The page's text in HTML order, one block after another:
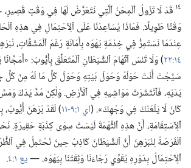
١٤ قَدْ لَا تَزُولُ ٱلْمِحَنُ ٱلَّتِي نَتَعَرَّضُ لَهَا فِي وَقْتٍ قَصِيرٍ،‏
وَقْتًا طَوِيلًا.‏ فَمَاذَا يُسَاعِدُنَا عَلَى ٱلِٱحْتِمَالِ فِي هذِهِ
عِنْدَمَا نَسْتَمِرُّ فِي خِدْمَةِ يَهْوَه بِأَمَانَةٍ رَغْمَ ٱلْمَشَقَّاتِ،‏
١٤:‏٢٢
‏)‏ وَلَا تَنْسَ ٱتِّهَامَ ٱلشَّيْطَانِ ٱلْمُتَعَلِّقَ بِأَيُّوبَ:‏
سَيَّجْتَ أَنْتَ حَوْلَهُ وَحَوْلَ بَيْتِهِ وَحَوْلَ كُلِّ مَا لَهُ مِنْ كُلِّ
يَدَيْهِ،‏ فَٱنْتَشَرَتْ مَوَاشِيهِ فِي ٱلْأَرْضِ.‏ وَلٰكِنْ مُدَّ يَدَكَ وَمَسَّ
كَانَ لَا يَلْعَنُكَ فِي وَجْهِكَ».‏ (‏اي ١:‏٩-‏١١
‏)‏ لَقَدْ بَرْهَنَ
ٱلِٱسْتِقَامَةِ،‏ أَنَّهذِهِ ٱلتُّهْمَةَ لَيْسَتْ سِوَى كِذْبَةٍ حَقِيرَةٍ.‏
ٱلْفُرْصَةُ لِنُبَرْهِنَ أَنَّ ٱلشَّيْطَانَ كَاذِبٌ حِينَ نَحْتَمِلُ فِي
ٱلِٱحْتِمَالُ بِدَوْرِهِ يُقَوِّي رَجَاءَنَا وَثِقَتَنَا بِيَهْوَه.‏ —‏يع ١:‏٤ ‏.‏